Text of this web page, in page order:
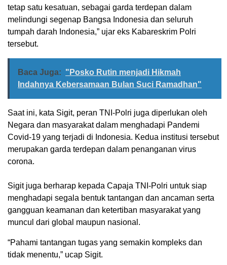
tetap satu kesatuan, sebagai garda terdepan dalam
melindungi segenap Bangsa Indonesia dan seluruh
tumpah darah Indonesia,” ujar eks Kabareskrim Polri
tersebut.
Baca Juga: "Posko Rutin menjadi Hikmah
Indahnya Kebersamaan Bulan Suci Ramadhan"
Saat ini, kata Sigit, peran TNI-Polri juga diperlukan oleh
Negara dan masyarakat dalam menghadapi Pandemi
Covid-19 yang terjadi di Indonesia. Kedua institusi tersebut
merupakan garda terdepan dalam penanganan virus
corona.
Sigit juga berharap kepada Capaja TNI-Polri untuk siap
menghadapi segala bentuk tantangan dan ancaman serta
gangguan keamanan dan ketertiban masyarakat yang
muncul dari global maupun nasional.
“Pahami tantangan tugas yang semakin kompleks dan
tidak menentu,” ucap Sigit.